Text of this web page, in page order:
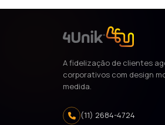
A fidelização de clientes
corporativos com design
medida.
(11) 2684-4724